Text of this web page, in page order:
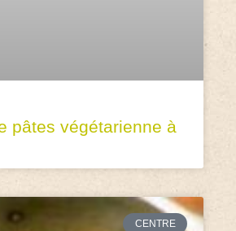
pâtes végétarienne à
CENTRE